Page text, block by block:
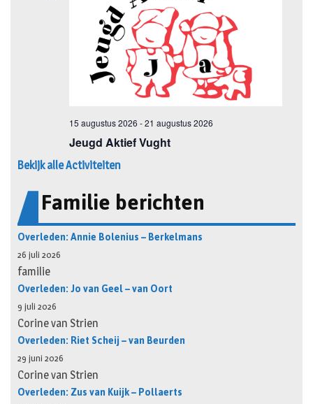
Bekijk alle Activiteiten
Familie berichten
Overleden: Annie Bolenius – Berkelmans
26 juli 2026
familie
Overleden: Jo van Geel – van Oort
9 juli 2026
Corine van Strien
Overleden: Riet Scheij – van Beurden
29 juni 2026
Corine van Strien
Overleden: Zus van Kuijk – Pollaerts